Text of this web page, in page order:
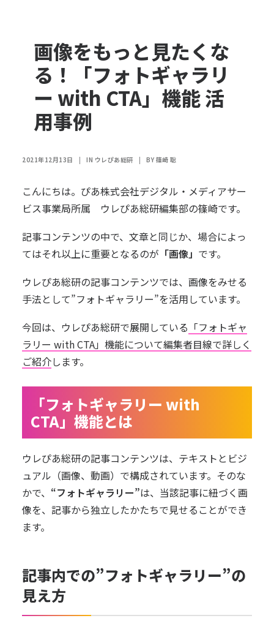
画像をもっと見たくな
る！「フォトギャラリ
ー with CTA」機能 活
用事例
2021年12月13日 | IN ウレぴあ総研 | BY 篠崎 聡
こんにちは。ぴあ株式会社デジタル・メディアサー
ビス事業局所属 ウレぴあ総研編集部の篠崎です。
記事コンテンツの中で、文章と同じか、場合によっ
てはそれ以上に重要となるのが 「画像」 です。
ウレぴあ総研の記事コンテンツでは、画像をみせる
手法として”フォトギャラリー”を活用しています。
今回は、ウレぴあ総研で展開している 「フォトギャ
ラリー with CTA」機能について編集者目線で詳しく
ご紹介します。
「フォトギャラリー with
CTA」機能とは
ウレぴあ総研の記事コンテンツは、テキストとビジ
ュアル（画像、動画）で構成されています。そのな
かで、 “フォトギャラリー”は、当該記事に紐づく画
像を、記事から独立したかたちで見せることができ
ます。
記事内での”フォトギャラリー”の
見え方